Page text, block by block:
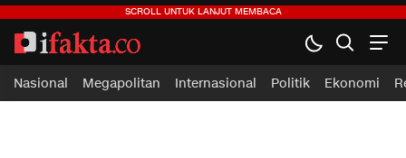
ifakta.co
#pastibenar
Nasional Megapolitan Internasional Politik Ekonomi